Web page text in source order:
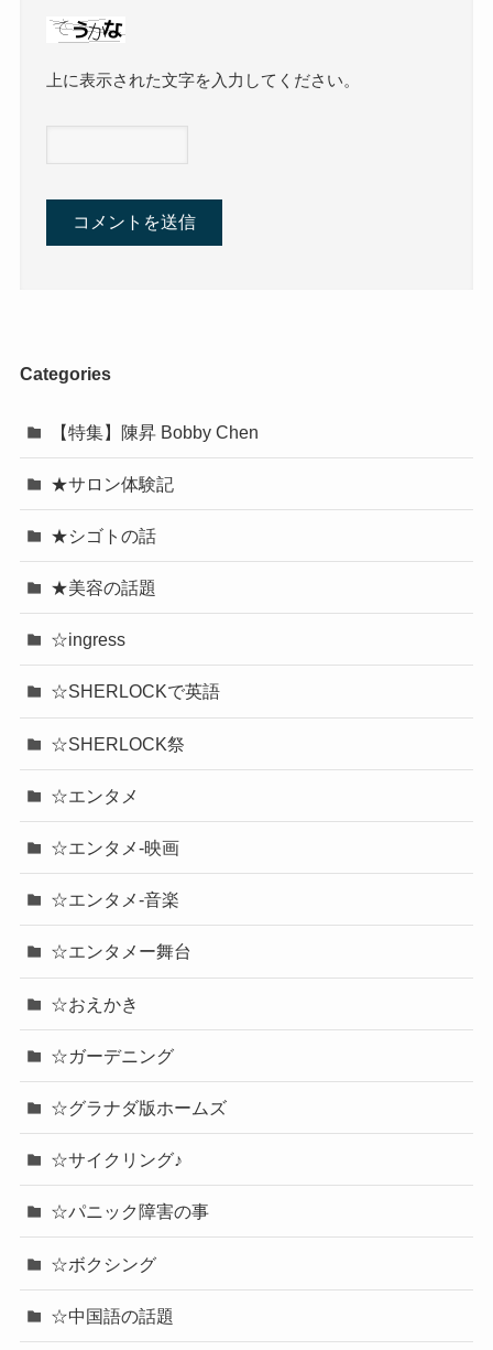
名前※
サイト
Categories
【特集】陳昇 Bobby Chen
★サロン体験記
★シゴトの話
★美容の話題
☆ingress
☆SHERLOCKで英語
☆SHERLOCK祭
☆エンタメ
☆エンタメ-映画
☆エンタメ-音楽
☆エンタメー舞台
☆おえかき